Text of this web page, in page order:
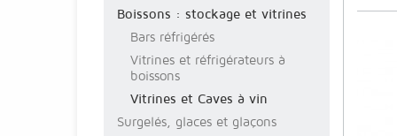
Boissons : stockage et vitrines
Bars réfrigérés
Vitrines et réfrigérateurs à
boissons
Vitrines et Caves à vin
Surgelés, glaces et glaçons